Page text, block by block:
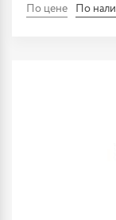
По цене По